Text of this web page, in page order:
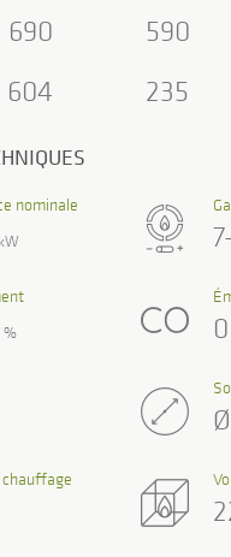
690 590
604 235
nominale
kW
%